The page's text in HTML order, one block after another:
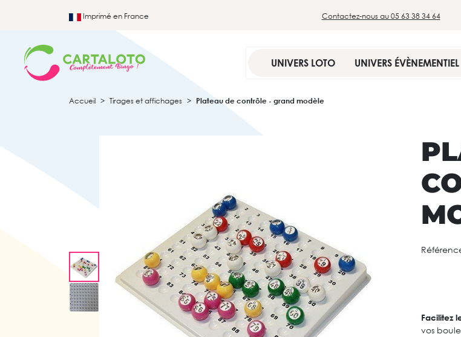
Imprimé en France Contactez-nous au 05 63 38 34 64
UNIVERS LOTO UNIVERS ÉVÈNEMENTIEL
Accueil Tirages et affichages Plateau de contrôle - grand modèle
Facilitez
vos